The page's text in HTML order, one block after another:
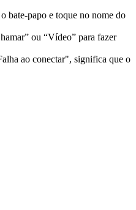
bate-papo e toque no nome do
ou “Vídeo” para fazer
ao conectar", significa que o